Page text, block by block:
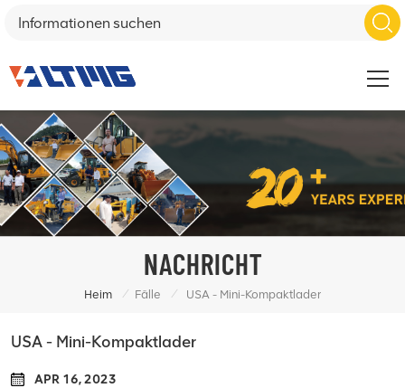
NACHRICHT
Heim / Fälle / USA - Mini-Kompaktlader
USA - Mini-Kompaktlader
APR 16, 2023